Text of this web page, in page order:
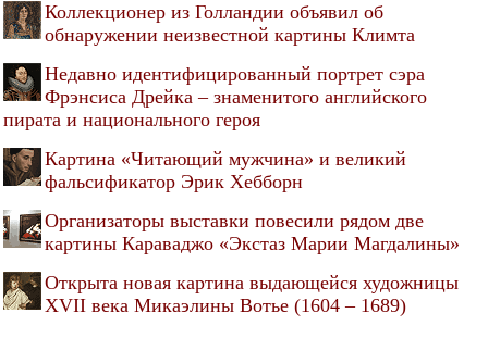
Коллекционер из Голландии объявил об
обнаружении неизвестной картины Климта
Недавно идентифицированный портрет сэра
Фрэнсиса Дрейка – знаменитого английского
пирата и национального героя
Картина «Читающий мужчина» и великий
фальсификатор Эрик Хебборн
Организаторы выставки повесили рядом две
картины Караваджо «Экстаз Марии Магдалины»
Открыта новая картина выдающейся художницы
XVII века Микаэлины Вотье (1604 – 1689)